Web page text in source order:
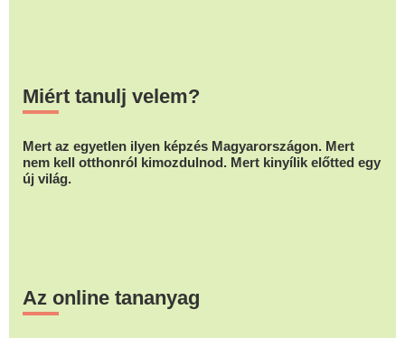
Miért tanulj velem?
Mert az egyetlen ilyen képzés Magyarországon. Mert
nem kell otthonról kimozdulnod. Mert kinyílik előtted egy
új világ.
Az online tananyag